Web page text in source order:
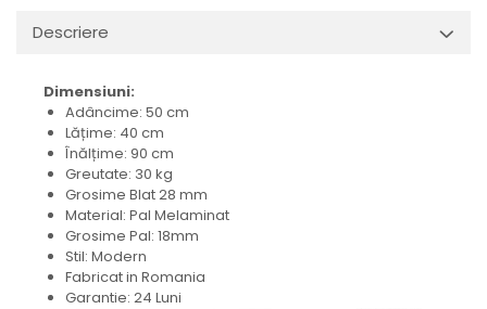
Descriere
Dimensiuni:
Adâncime: 50 cm
Lățime: 40 cm
Înălțime: 90 cm
Greutate: 30 kg
Grosime Blat 28 mm
Material: Pal Melaminat
Grosime Pal: 18mm
Stil: Modern
Fabricat in Romania
Garantie: 24 Luni